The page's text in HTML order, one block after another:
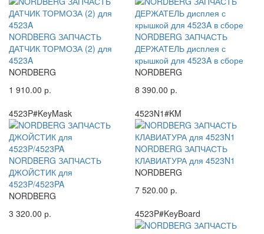
NORDBERG ЗАПЧАСТЬ
ДАТЧИК ТОРМОЗА (2) для
4523A
NORDBERG
1 910.00 р.
NORDBERG ЗАПЧАСТЬ
ДЕРЖАТЕЛЬ дисплея с
крышкой для 4523A в сборе
NORDBERG
8 390.00 р.
4523P#KeyMask
NORDBERG ЗАПЧАСТЬ
ДЖОЙСТИК для
4523P/4523PA
NORDBERG
3 320.00 р.
4523N1#KM
NORDBERG ЗАПЧАСТЬ
КЛАВИАТУРА для 4523N1
NORDBERG
7 520.00 р.
4523P#KeyBoard